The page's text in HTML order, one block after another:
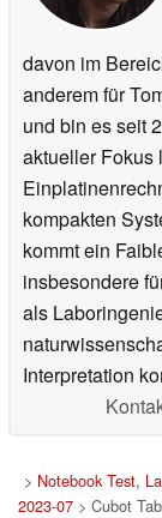
davon im
anderem für
und bin es seit
aktueller Fokus
kompakten
kommt ein
insbesondere
als
Interpretation
> Notebook Test,
2023-07> Cubot